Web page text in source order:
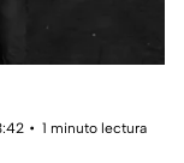
1 minuto lectura